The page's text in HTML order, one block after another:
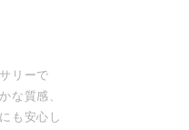
リーで
な質感、
も安心し